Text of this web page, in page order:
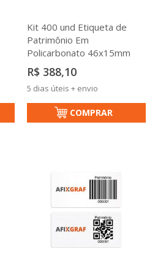
Kit 400 und Etiqueta de
Patrimônio Em
Policarbonato 46x15mm
R$ 388,10
5 dias úteis + envio
COMPRAR